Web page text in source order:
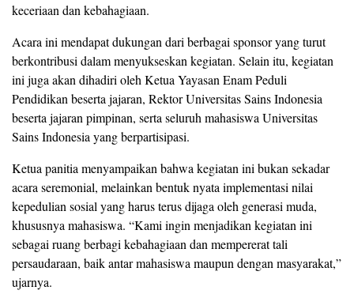
keceriaan dan kebahagiaan.
Acara ini mendapat dukungan dari berbagai sponsor yang turut
berkontribusi dalam menyukseskan kegiatan. Selain itu, kegiatan
ini juga akan dihadiri oleh Ketua Yayasan Enam Peduli
Pendidikan beserta jajaran, Rektor Universitas Sains Indonesia
beserta jajaran pimpinan, serta seluruh mahasiswa Universitas
Sains Indonesia yang berpartisipasi.
Ketua panitia menyampaikan bahwa kegiatan ini bukan sekadar
acara seremonial, melainkan bentuk nyata implementasi nilai
kepedulian sosial yang harus terus dijaga oleh generasi muda,
khususnya mahasiswa. “Kami ingin menjadikan kegiatan ini
sebagai ruang berbagi kebahagiaan dan mempererat tali
persaudaraan, baik antar mahasiswa maupun dengan masyarakat,”
ujarnya.